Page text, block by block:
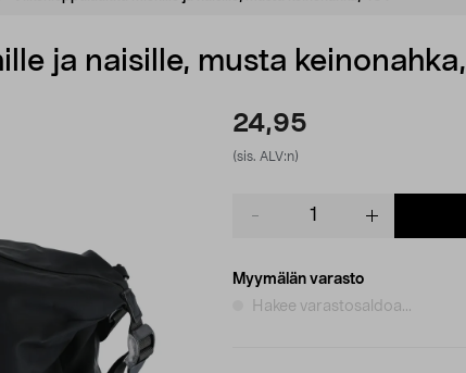
ja naisille, musta keinonahka,
24,95
(sis. ALV:n)
Myymälän varasto
Hakee varastosaldoa...